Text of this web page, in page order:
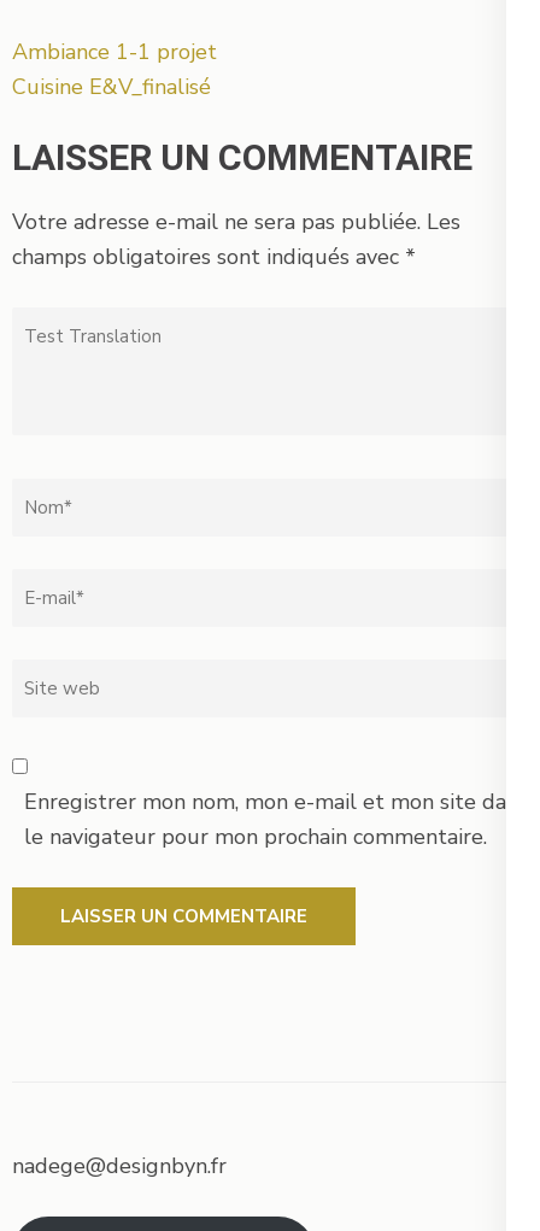
Navigation
de
Ambiance 1-1 projet
Cuisine E&V_finalisé
LAISSER UN COMMENTAIRE
Votre adresse e-mail ne sera pas publiée. Les
champs obligatoires sont indiqués avec *
Test
Nom *
Email *
Site
Enregistrer mon nom, mon e-mail et mon site dans
le navigateur pour mon prochain commentaire.
nadege@designbyn.fr